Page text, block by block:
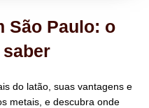
São Paulo: o
do latão, suas vantagens e
metais, e descubra onde